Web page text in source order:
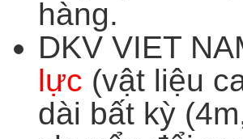
hàng.
DKV VIET
lực (vật liệu
dài bất kỳ